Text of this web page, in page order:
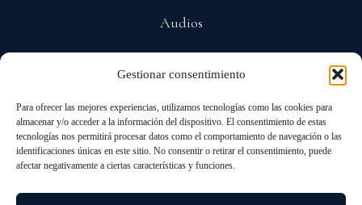
Gestionar consentimiento
Para ofrecer las mejores experiencias, utilizamos tecnologías como las cookies para
almacenar y/o acceder a la información del dispositivo. El consentimiento de estas
tecnologías nos permitirá procesar datos como el comportamiento de navegación o las
identificaciones únicas en este sitio. No consentir o retirar el consentimiento, puede
afectar negativamente a ciertas características y funciones.
Audios
Privacidad
Protección De Datos